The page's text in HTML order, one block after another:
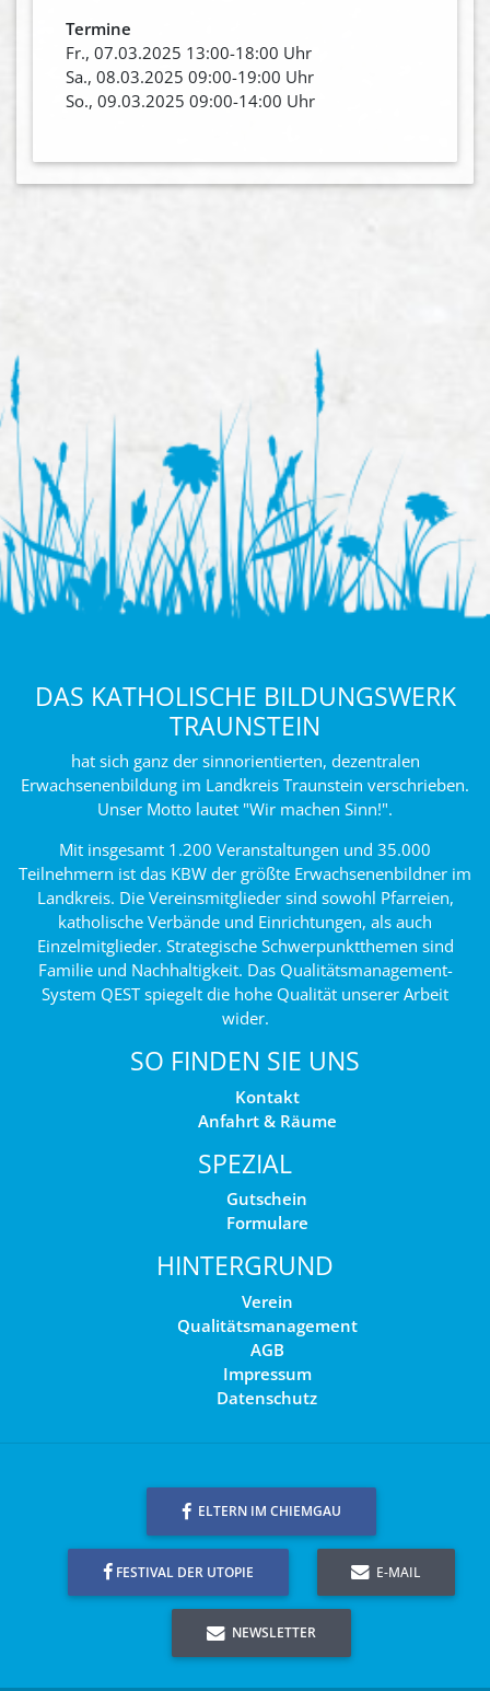
Termine
Fr., 07.03.2025 13:00-18:00 Uhr
Sa., 08.03.2025 09:00-19:00 Uhr
So., 09.03.2025 09:00-14:00 Uhr
DAS KATHOLISCHE BILDUNGSWERK
TRAUNSTEIN
hat sich ganz der sinnorientierten, dezentralen
Erwachsenenbildung im Landkreis Traunstein verschrieben.
Unser Motto lautet "Wir machen Sinn!".
Mit insgesamt 1.200 Veranstaltungen und 35.000
Teilnehmern ist das KBW der größte Erwachsenenbildner im
Landkreis. Die Vereinsmitglieder sind sowohl Pfarreien,
katholische Verbände und Einrichtungen, als auch
Einzelmitglieder. Strategische Schwerpunktthemen sind
Familie und Nachhaltigkeit. Das Qualitätsmanagement-
System QEST spiegelt die hohe Qualität unserer Arbeit
wider.
SO FINDEN SIE UNS
Kontakt
Anfahrt & Räume
SPEZIAL
Gutschein
Formulare
HINTERGRUND
Verein
Qualitätsmanagement
AGB
Impressum
Datenschutz
ELTERN IM CHIEMGAU
FESTIVAL DER UTOPIE E-MAIL
NEWSLETTER